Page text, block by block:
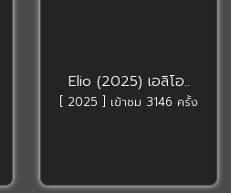
Elio (2025) เอลิโอ..
[ 2025 ] เข้าชม 3146 ครั้ง